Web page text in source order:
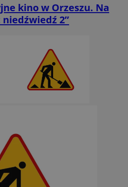
kino w Orzeszu. Na
2”